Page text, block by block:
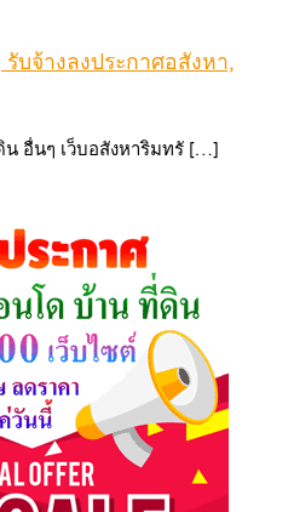
บจ้างลงประกาศอสังหา,
อื่นๆ เว็บอสังหาริมทรั […]